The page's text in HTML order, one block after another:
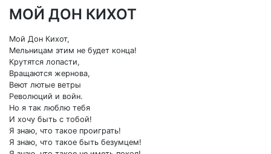
МОЙ ДОН КИХОТ
Мой Дон Кихот,
Мельницам этим не будет конца!
Крутятся лопасти,
Вращаются жернова,
Веют лютые ветры
Революций и войн.
Но я так люблю тебя
И хочу быть с тобой!
Я знаю, что такое проиграть!
Я знаю, что такое быть безумцем!